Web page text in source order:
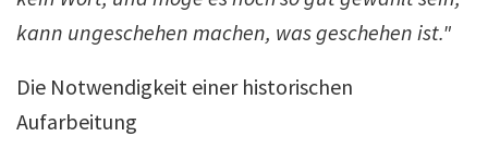
kann ungeschehen machen, was geschehen ist."
Die Notwendigkeit einer historischen
Aufarbeitung